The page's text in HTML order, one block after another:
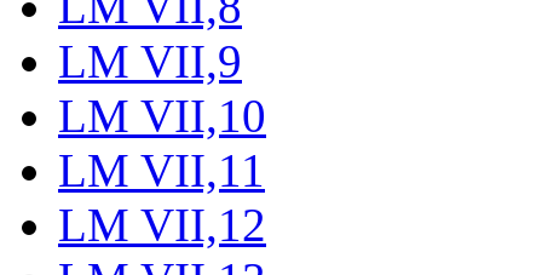
LM VII,9
LM VII,10
LM VII,11
LM VII,12